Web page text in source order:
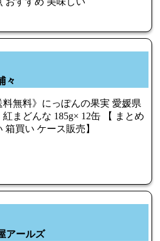
々
料無料》にっぽんの果実 愛媛県
まどんな 185g× 12缶 【 まとめ
箱買い ケース販売】
アールズ